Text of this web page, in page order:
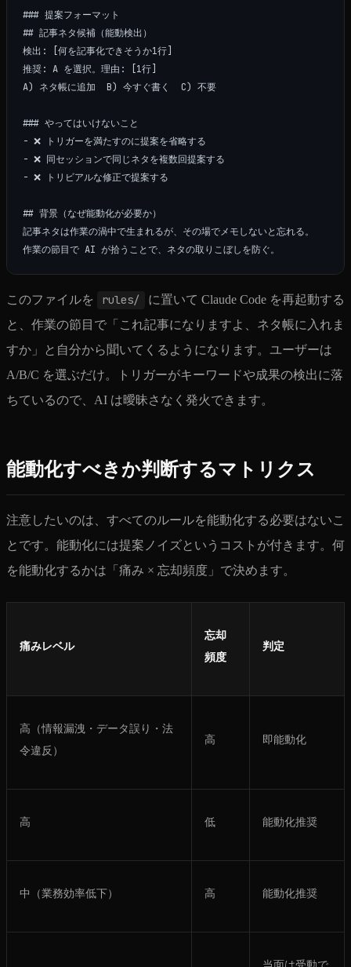
### 提案フォーマット
## 記事ネタ候補（能動検出）
検出: [何を記事化できそうか1行]
推奨: A を選択。理由: [1行]
A) ネタ帳に追加  B) 今すぐ書く  C) 不要
### やってはいけないこと
- ❌ トリガーを満たすのに提案を省略する
- ❌ 同セッションで同じネタを複数回提案する
- ❌ トリビアルな修正で提案する
## 背景（なぜ能動化が必要か）
記事ネタは作業の渦中で生まれるが、その場でメモしないと忘れる。
このファイルを rules/
に置いて Claude Code を再起動する
と、作業の節目で「これ記事になりますよ、ネタ帳に入れま
すか」と自分から聞いてくるようになります。ユーザーは
A/B/C を選ぶだけ。トリガーがキーワードや成果の検出に落
ちているので、AI は曖昧さなく発火できます。
能動化すべきか判断するマトリクス
注意したいのは、すべてのルールを能動化する必要はないこ
とです。能動化には提案ノイズというコストが付きます。何
を能動化するかは「痛み × 忘却頻度」で決めます。
痛みレベル
忘却
頻度
判定
高（情報漏洩・データ誤り・法
令違反）
高 即能動化
高 低 能動化推奨
中（業務効率低下） 高 能動化推奨
当面は受動で